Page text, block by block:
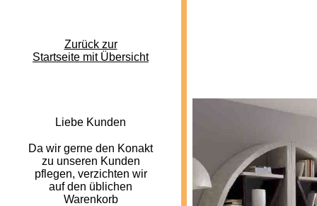
Zurück zur
Startseite mit Übersicht
Liebe Kunden
Da wir gerne den Konakt
zu unseren Kunden
pflegen, verzichten wir
auf den üblichen
Warenkorb